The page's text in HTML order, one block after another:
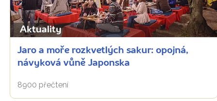
Aktuality
Jaro a moře rozkvetlých sakur: opojná,
návyková vůně Japonska
8900 přečtení